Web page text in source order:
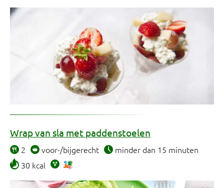
Wrap van sla met paddenstoelen
2 voor-/bijgerecht
minder dan 15 minuten
30 kcal